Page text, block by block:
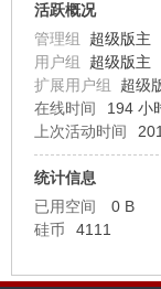
活跃概况
管理组 超级版主
用户组 超级版主
扩展用户组 超级
在线时间
194 小
上次活动时间
统计信息
已用空间
0 B
硅币
4111